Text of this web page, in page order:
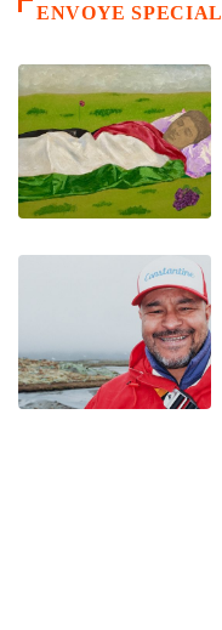
ENVOYE SPECIAL